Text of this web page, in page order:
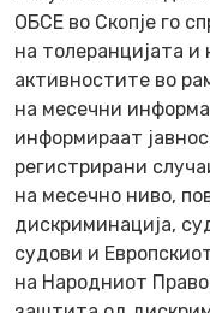
ОБСЕ во Скопје го
на толеранцијата и
активностите во
на месечни
информираат
регистрирани
на месечно ниво,
дискриминација,
судови и
на Народниот